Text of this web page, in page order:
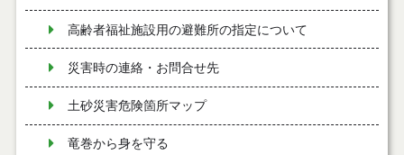
高齢者福祉施設用の避難所の指定について
災害時の連絡・お問合せ先
土砂災害危険箇所マップ
竜巻から身を守る